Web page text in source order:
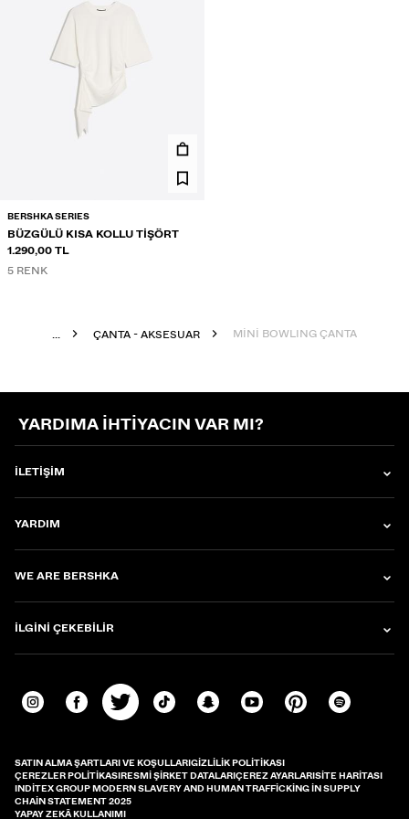
BERSHKA SERIES
BÜZGÜLÜ KISA KOLLU TIŞÖRT
1.290,00 TL
5 RENK
... ÇANTA - AKSESUAR MİNİ BOWLING ÇANTA
YARDIMA IHTIYACIN VAR MI?
İLETIŞIM
YARDIM
WE ARE BERSHKA
İLGINI ÇEKEBILIR
SATIN ALMA ŞARTLARI VE KOŞULLARIGIZLILIK POLITIKASI
ÇEREZLER POLITIKASIRESMI ŞIRKET DATALARIÇEREZ AYARLARISITE HARITASI
INDITEX GROUP MODERN SLAVERY AND HUMAN TRAFFICKING IN SUPPLY
CHAIN STATEMENT 2025
YAPAY ZEKÂ KULLANIMI